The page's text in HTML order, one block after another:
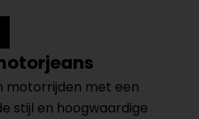
motorrijden met een
stijl en hoogwaardige